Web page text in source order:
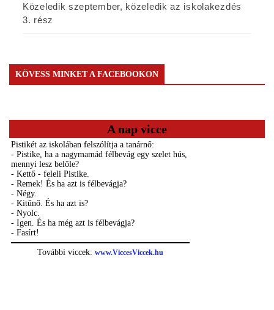
Közeledik szeptember, közeledik az iskolakezdés
3. rész
KÖVESS MINKET A FACEBOOKON
A nap vicce